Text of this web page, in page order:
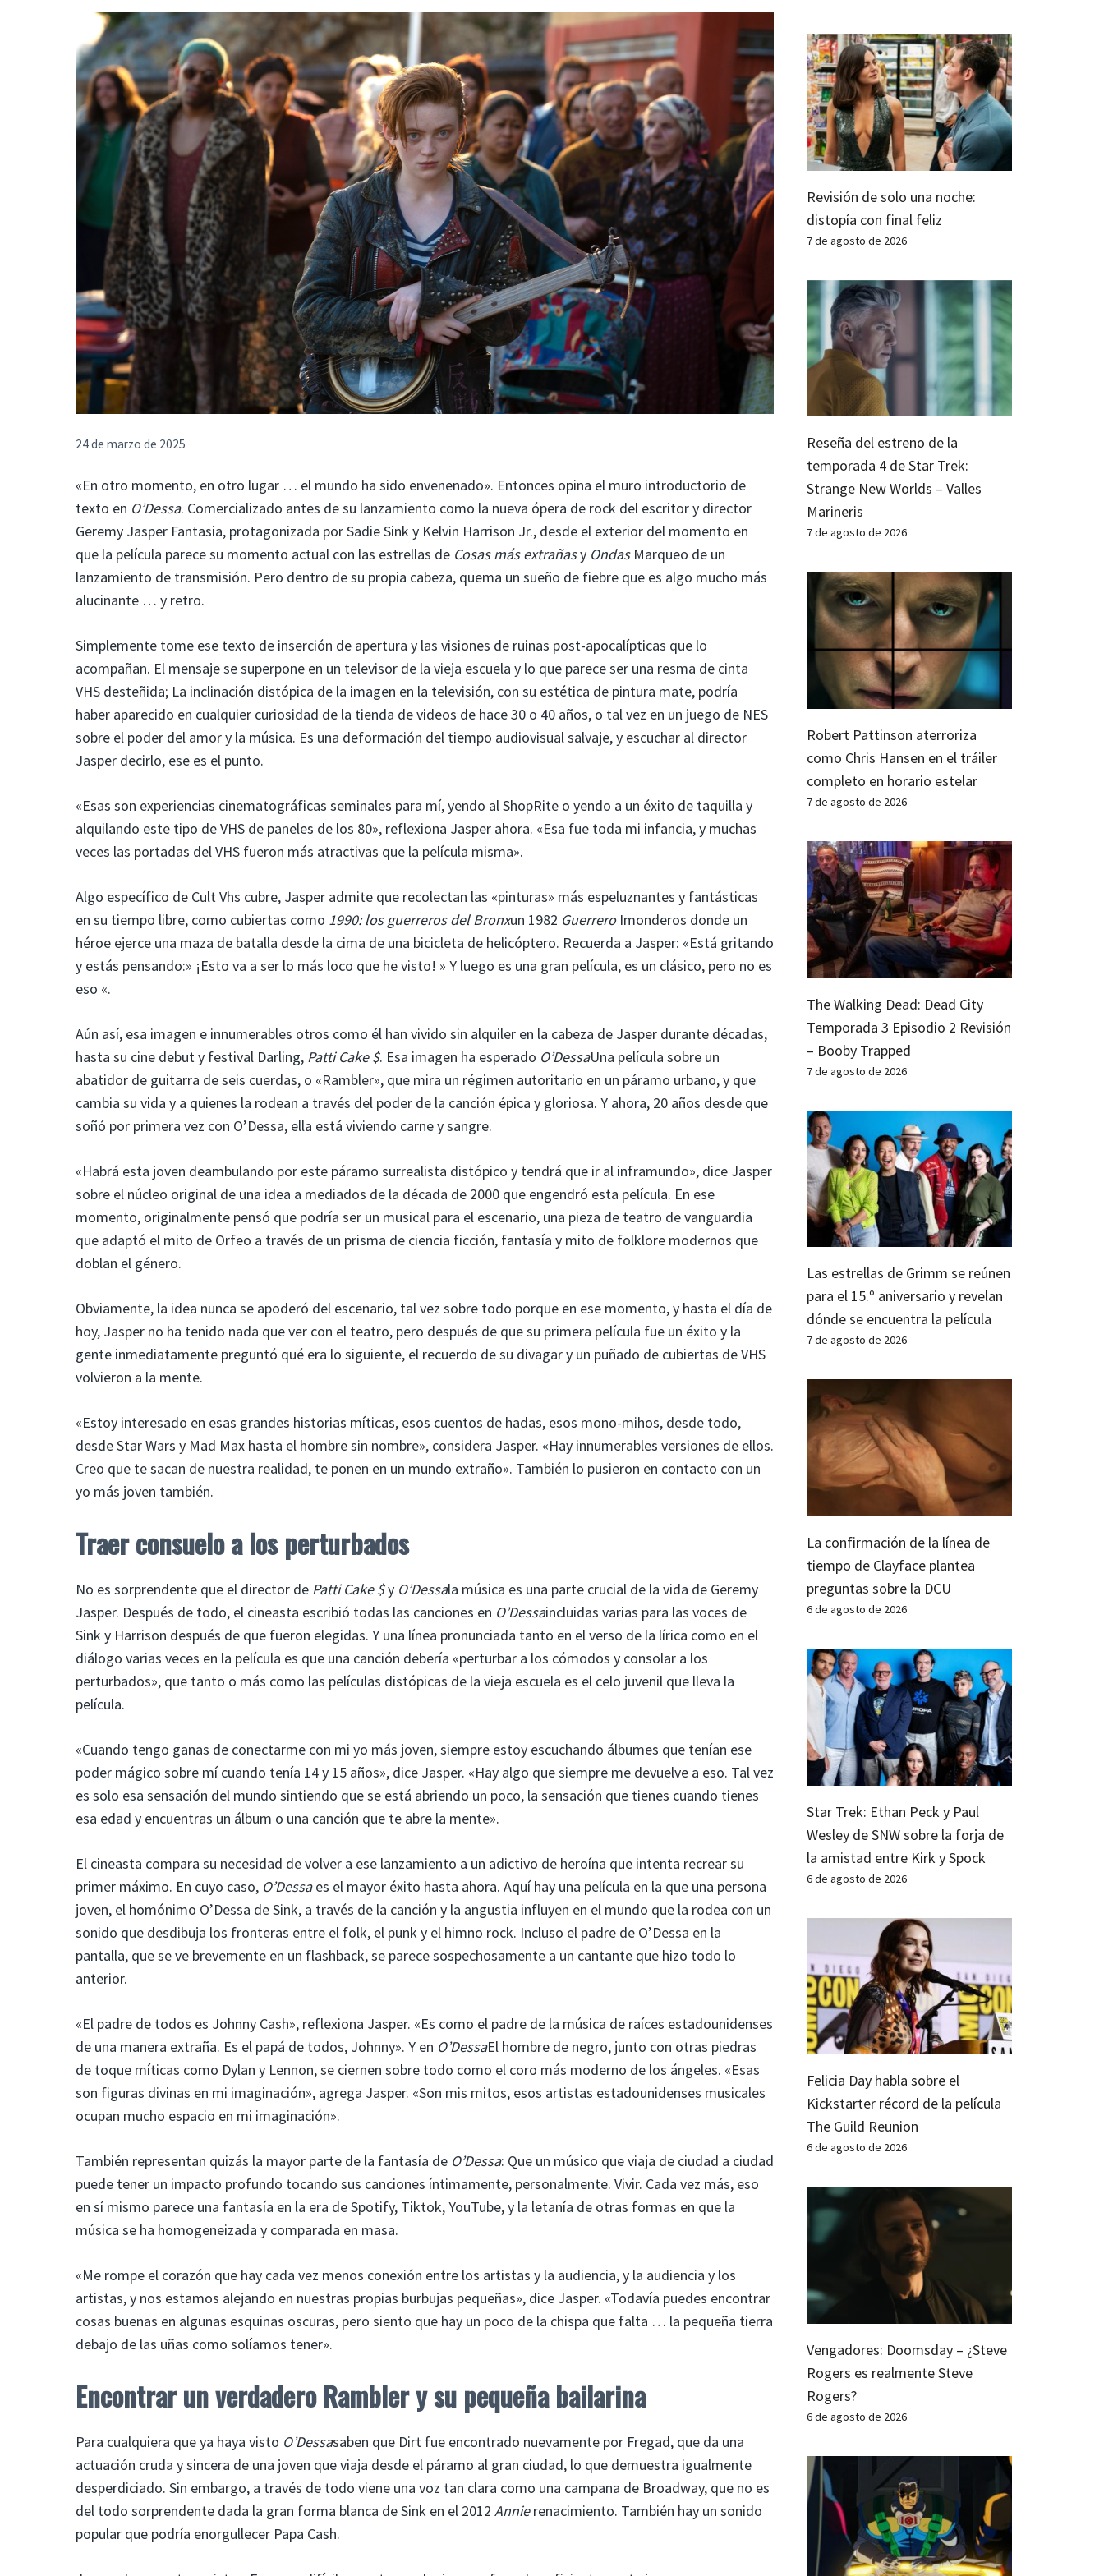
24 de marzo de 2025
«En otro momento, en otro lugar … el mundo ha sido envenenado». Entonces opina el muro introductorio de
texto en O’Dessa. Comercializado antes de su lanzamiento como la nueva ópera de rock del escritor y director
Geremy Jasper Fantasia, protagonizada por Sadie Sink y Kelvin Harrison Jr., desde el exterior del momento en
que la película parece su momento actual con las estrellas de Cosas más extrañasy Ondas Marqueo de un
lanzamiento de transmisión. Pero dentro de su propia cabeza, quema un sueño de fiebre que es algo mucho más
alucinante … y retro.
Simplemente tome ese texto de inserción de apertura y las visiones de ruinas post-apocalípticas que lo
acompañan. El mensaje se superpone en un televisor de la vieja escuela y lo que parece ser una resma de cinta
VHS desteñida; La inclinación distópica de la imagen en la televisión, con su estética de pintura mate, podría
haber aparecido en cualquier curiosidad de la tienda de videos de hace 30 o 40 años, o tal vez en un juego de NES
sobre el poder del amor y la música. Es una deformación del tiempo audiovisual salvaje, y escuchar al director
Jasper decirlo, ese es el punto.
«Esas son experiencias cinematográficas seminales para mí, yendo al ShopRite o yendo a un éxito de taquilla y
alquilando este tipo de VHS de paneles de los 80», reflexiona Jasper ahora. «Esa fue toda mi infancia, y muchas
veces las portadas del VHS fueron más atractivas que la película misma».
Algo específico de Cult Vhs cubre, Jasper admite que recolectan las «pinturas» más espeluznantes y fantásticas
en su tiempo libre, como cubiertas como 1990: los guerreros del Bronxun 1982 Guerrero Imonderos donde un
héroe ejerce una maza de batalla desde la cima de una bicicleta de helicóptero. Recuerda a Jasper: «Está gritando
y estás pensando:» ¡Esto va a ser lo más loco que he visto! » Y luego es una gran película, es un clásico, pero no es
eso «.
Aún así, esa imagen e innumerables otros como él han vivido sin alquiler en la cabeza de Jasper durante décadas,
hasta su cine debut y festival Darling, Patti Cake $. Esa imagen ha esperado O’DessaUna película sobre un
abatidor de guitarra de seis cuerdas, o «Rambler», que mira un régimen autoritario en un páramo urbano, y que
cambia su vida y a quienes la rodean a través del poder de la canción épica y gloriosa. Y ahora, 20 años desde que
soñó por primera vez con O’Dessa, ella está viviendo carne y sangre.
«Habrá esta joven deambulando por este páramo surrealista distópico y tendrá que ir al inframundo», dice Jasper
sobre el núcleo original de una idea a mediados de la década de 2000 que engendró esta película. En ese
momento, originalmente pensó que podría ser un musical para el escenario, una pieza de teatro de vanguardia
que adaptó el mito de Orfeo a través de un prisma de ciencia ficción, fantasía y mito de folklore modernos que
doblan el género.
Obviamente, la idea nunca se apoderó del escenario, tal vez sobre todo porque en ese momento, y hasta el día de
hoy, Jasper no ha tenido nada que ver con el teatro, pero después de que su primera película fue un éxito y la
gente inmediatamente preguntó qué era lo siguiente, el recuerdo de su divagar y un puñado de cubiertas de VHS
volvieron a la mente.
«Estoy interesado en esas grandes historias míticas, esos cuentos de hadas, esos mono-mihos, desde todo,
desde Star Wars y Mad Max hasta el hombre sin nombre», considera Jasper. «Hay innumerables versiones de ellos.
Creo que te sacan de nuestra realidad, te ponen en un mundo extraño». También lo pusieron en contacto con un
yo más joven también.
Traer consuelo a los perturbados
No es sorprendente que el director de Patti Cake $y O’Dessala música es una parte crucial de la vida de Geremy
Jasper. Después de todo, el cineasta escribió todas las canciones en O’Dessaincluidas varias para las voces de
Sink y Harrison después de que fueron elegidas. Y una línea pronunciada tanto en el verso de la lírica como en el
diálogo varias veces en la película es que una canción debería «perturbar a los cómodos y consolar a los
perturbados», que tanto o más como las películas distópicas de la vieja escuela es el celo juvenil que lleva la
película.
«Cuando tengo ganas de conectarme con mi yo más joven, siempre estoy escuchando álbumes que tenían ese
poder mágico sobre mí cuando tenía 14 y 15 años», dice Jasper. «Hay algo que siempre me devuelve a eso. Tal vez
es solo esa sensación del mundo sintiendo que se está abriendo un poco, la sensación que tienes cuando tienes
esa edad y encuentras un álbum o una canción que te abre la mente».
El cineasta compara su necesidad de volver a ese lanzamiento a un adictivo de heroína que intenta recrear su
primer máximo. En cuyo caso, O’Dessaes el mayor éxito hasta ahora. Aquí hay una película en la que una persona
joven, el homónimo O’Dessa de Sink, a través de la canción y la angustia influyen en el mundo que la rodea con un
sonido que desdibuja los fronteras entre el folk, el punk y el himno rock. Incluso el padre de O’Dessa en la
pantalla, que se ve brevemente en un flashback, se parece sospechosamente a un cantante que hizo todo lo
anterior.
«El padre de todos es Johnny Cash», reflexiona Jasper. «Es como el padre de la música de raíces estadounidenses
de una manera extraña. Es el papá de todos, Johnny». Y en O’DessaEl hombre de negro, junto con otras piedras
de toque míticas como Dylan y Lennon, se ciernen sobre todo como el coro más moderno de los ángeles. «Esas
son figuras divinas en mi imaginación», agrega Jasper. «Son mis mitos, esos artistas estadounidenses musicales
ocupan mucho espacio en mi imaginación».
También representan quizás la mayor parte de la fantasía de O’Dessa: Que un músico que viaja de ciudad a ciudad
puede tener un impacto profundo tocando sus canciones íntimamente, personalmente. Vivir. Cada vez más, eso
en sí mismo parece una fantasía en la era de Spotify, Tiktok, YouTube, y la letanía de otras formas en que la
música se ha homogeneizada y comparada en masa.
«Me rompe el corazón que hay cada vez menos conexión entre los artistas y la audiencia, y la audiencia y los
artistas, y nos estamos alejando en nuestras propias burbujas pequeñas», dice Jasper. «Todavía puedes encontrar
cosas buenas en algunas esquinas oscuras, pero siento que hay un poco de la chispa que falta … la pequeña tierra
debajo de las uñas como solíamos tener».
Encontrar un verdadero Rambler y su pequeña bailarina
Para cualquiera que ya haya visto O’Dessasaben que Dirt fue encontrado nuevamente por Fregad, que da una
actuación cruda y sincera de una joven que viaja desde el páramo al gran ciudad, lo que demuestra igualmente
desperdiciado. Sin embargo, a través de todo viene una voz tan clara como una campana de Broadway, que no es
del todo sorprendente dada la gran forma blanca de Sink en el 2012 Annierenacimiento. También hay un sonido
popular que podría enorgullecer Papa Cash.
Revisión de solo una noche:
distopía con final feliz
7 de agosto de 2026
Reseña del estreno de la
temporada 4 de Star Trek:
Strange New Worlds – Valles
Marineris
7 de agosto de 2026
Robert Pattinson aterroriza
como Chris Hansen en el tráiler
completo en horario estelar
7 de agosto de 2026
The Walking Dead: Dead City
Temporada 3 Episodio 2 Revisión
– Booby Trapped
7 de agosto de 2026
Las estrellas de Grimm se reúnen
para el 15.º aniversario y revelan
dónde se encuentra la película
7 de agosto de 2026
La confirmación de la línea de
tiempo de Clayface plantea
preguntas sobre la DCU
6 de agosto de 2026
Star Trek: Ethan Peck y Paul
Wesley de SNW sobre la forja de
la amistad entre Kirk y Spock
6 de agosto de 2026
Felicia Day habla sobre el
Kickstarter récord de la película
The Guild Reunion
6 de agosto de 2026
Vengadores: Doomsday – ¿Steve
Rogers es realmente Steve
Rogers?
6 de agosto de 2026